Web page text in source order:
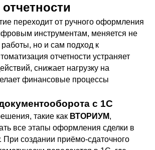
переходит от ручного оформления
инструментам, меняется не
работы, но и сам подход к
отчетности устраняет
снижает нагрузку на
финансовые процессы
с 1С
такие как ВТОРИУМ,
все этапы оформления сделки в
При создании приёмо-сдаточного